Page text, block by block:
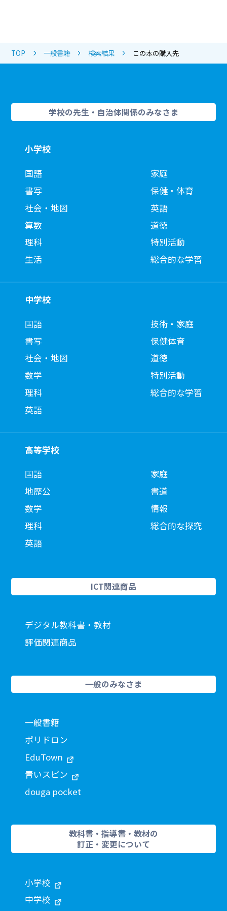
TOP 一般書籍 検索結果 この本の購入先
学校の先生・自治体関係のみなさま
小学校
国語
書写
社会・地図
算数
理科
生活
家庭
保健・体育
英語
道徳
特別活動
総合的な学習
中学校
国語
書写
社会・地図
数学
理科
英語
技術・家庭
保健体育
道徳
特別活動
総合的な学習
高等学校
国語
地歴公
数学
理科
英語
家庭
書道
情報
総合的な探究
ICT関連商品
デジタル教科書・教材
評価関連商品
一般のみなさま
一般書籍
ポリドロン
EduTown
青いスピン
douga pocket
教科書・指導書・教材の
訂正・変更について
小学校
中学校